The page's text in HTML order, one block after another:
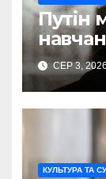
Путін
СЕР 3, 2026
КУЛЬТУРА ТА